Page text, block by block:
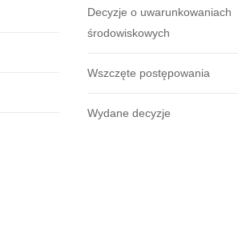
Decyzje o uwarunkowaniach
środowiskowych
Wszczęte postępowania
Wydane decyzje